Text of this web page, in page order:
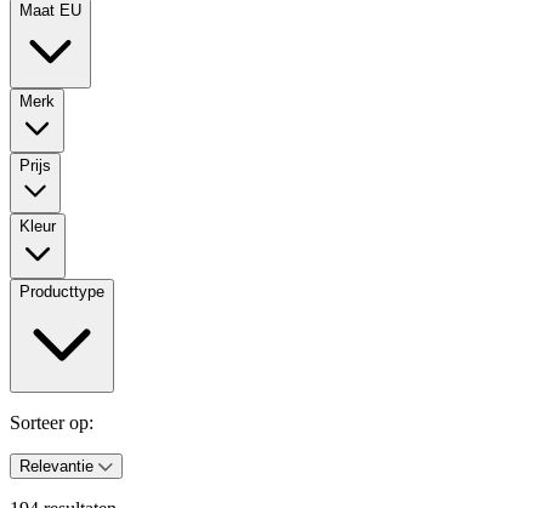
Maat EU
Merk
Prijs
Kleur
Producttype
Sorteer op:
Relevantie